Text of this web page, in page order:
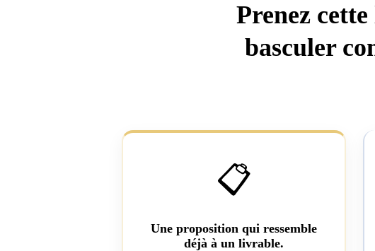
Prenez
basculer
📋
Une proposition qui ressemble
déjà à un livrable.